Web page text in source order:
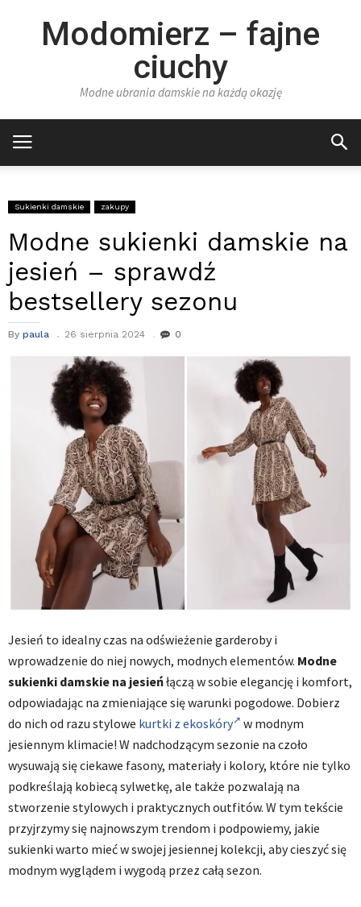
Modomierz – fajne
ciuchy
Modne ubrania damskie na każdą okazję
Sukienki damskie zakupy
Modne sukienki damskie na
jesień – sprawdź
bestsellery sezonu
By paula 26 sierpnia 2024 0
Jesień to idealny czas na odświeżenie garderoby i
wprowadzenie do niej nowych, modnych elementów. Modne
sukienki damskie na jesieńłączą w sobie elegancję i komfort,
odpowiadając na zmieniające się warunki pogodowe. Dobierz
do nich od razu stylowe kurtki z ekoskóry
w modnym
jesiennym klimacie! W nadchodzącym sezonie na czoło
wysuwają się ciekawe fasony, materiały i kolory, które nie tylko
podkreślają kobiecą sylwetkę, ale także pozwalają na
stworzenie stylowych i praktycznych outfitów. W tym tekście
przyjrzymy się najnowszym trendom i podpowiemy, jakie
sukienki warto mieć w swojej jesiennej kolekcji, aby cieszyć się
modnym wyglądem i wygodą przez całą sezon.